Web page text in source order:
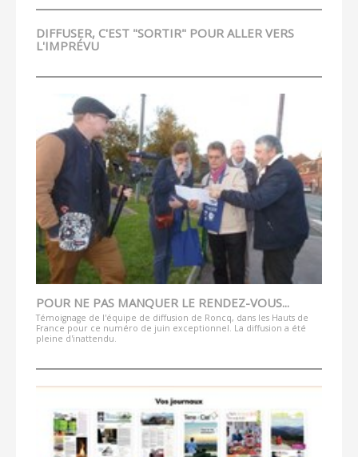
DIFFUSER, C'EST "SORTIR" POUR ALLER VERS
L'IMPRÉVU
POUR NE PAS MANQUER LE RENDEZ-VOUS...
Témoignage de l'équipe de diffusion de Roncq, dans les Hauts de
France pour ce numéro de juin exceptionnel. La diffusion a été
pleine d'inattendu.